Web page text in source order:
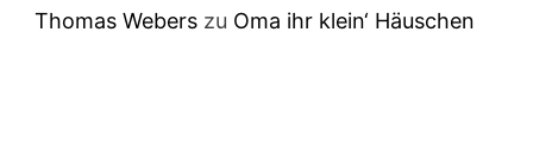
Thomas Webers zu Oma ihr klein‘ Häuschen